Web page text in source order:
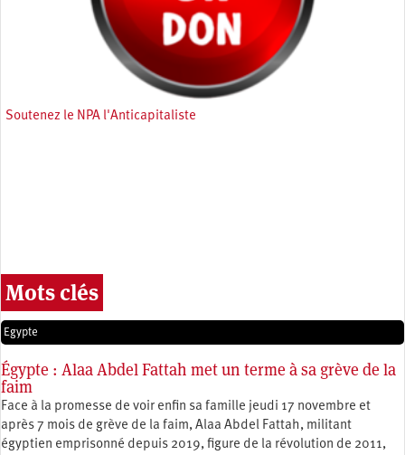
Soutenez le NPA l'Anticapitaliste
Mots clés
Egypte
Égypte : Alaa Abdel Fattah met un terme à sa grève de la
faim
Face à la promesse de voir enfin sa famille jeudi 17 novembre et
après 7 mois de grève de la faim, Alaa Abdel Fattah, militant
égyptien emprisonné depuis 2019, figure de la révolution de 2011,